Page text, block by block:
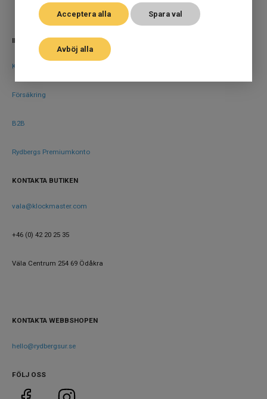
Acceptera alla Spara val
Avböj alla
INFORMATION
Köpvillkor
Försäkring
B2B
Rydbergs Premiumkonto
KONTAKTA BUTIKEN
vala@klockmaster.com
+46 (0) 42 20 25 35
Väla Centrum 254 69 Ödåkra
KONTAKTA WEBBSHOPEN
hello@rydbergsur.se
FÖLJ OSS